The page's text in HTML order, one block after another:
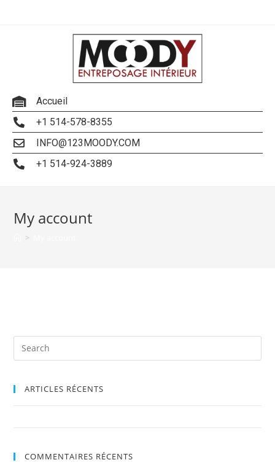
Accueil
+1 514-578-8355
INFO@123MOODY.COM
+1 514-924-3889
My account
>
ARTICLES RÉCENTS
COMMENTAIRES RÉCENTS